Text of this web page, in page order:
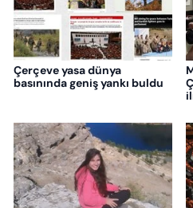
Çerçeve yasa dünya
basınında geniş yankı buldu